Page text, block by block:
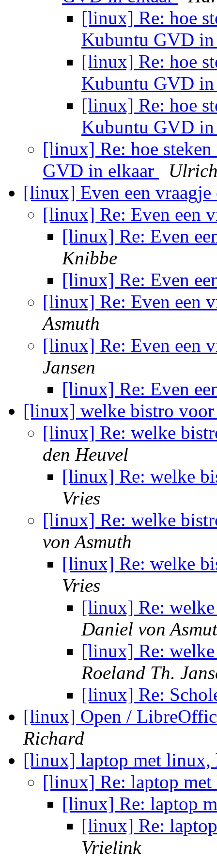
[linux] Re: hoe
Kubuntu GVD
[linux] Re: hoe
Kubuntu GVD
[linux] Re: hoe
Kubuntu GVD
[linux] Re: hoe
GVD in elkaar
[linux] Even een
[linux] Re: Even een
[linux] Re: Even
Knibbe
[linux] Re: Even
[linux] Re: Even een
Asmuth
[linux] Re: Even een
Jansen
[linux] Re: Even
[linux] welke bistro
[linux] Re: welke
den Heuvel
[linux] Re: welke
Vries
[linux] Re: welke
von Asmuth
[linux] Re: welke
Vries
[linux] Re:
Daniel von
[linux] Re:
Roeland Th.
[linux] Re:
[linux] Open /
Richard
[linux] laptop met linux,
[linux] Re: laptop
[linux] Re: laptop
[linux] Re:
Vrielink